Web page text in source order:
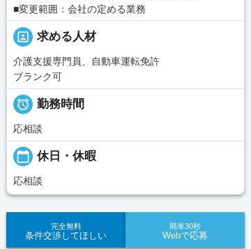
■変更範囲：会社の定める業務
portrait 求める人材
介護支援専門員、自動車運転免許
ブランク可
 勤務時間
応相談
calendar_today 休日・休暇
応相談
完全無料
条件交渉してほしい
簡単30秒
Webで応募